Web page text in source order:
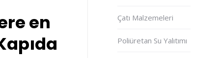
en
Çatı Malzemeleri
Poliüretan Su Yalıtımı